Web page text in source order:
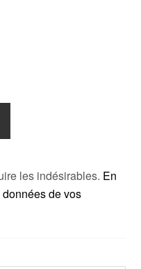
les indésirables. En
de vos